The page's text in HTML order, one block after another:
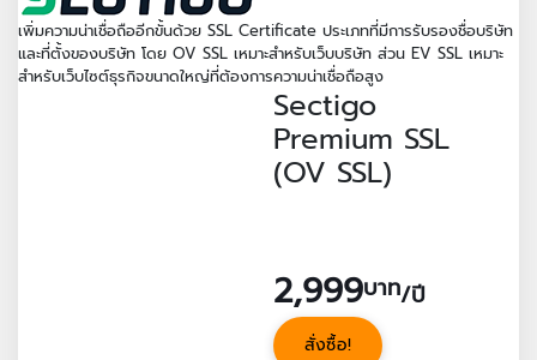
เพิ่มความน่าเชื่อถืออีกขั้นด้วย SSL Certificate ประเภทที่มีการรับรองชื่อบริษัท
และที่ตั้งของบริษัท โดย OV SSL เหมาะสำหรับเว็บบริษัท ส่วน EV SSL เหมาะ
สำหรับเว็บไซต์ธุรกิจขนาดใหญ่ที่ต้องการความน่าเชื่อถือสูง
Sectigo
Premium SSL
(OV SSL)
2,999บาท/ปี
สั่งซื้อ!